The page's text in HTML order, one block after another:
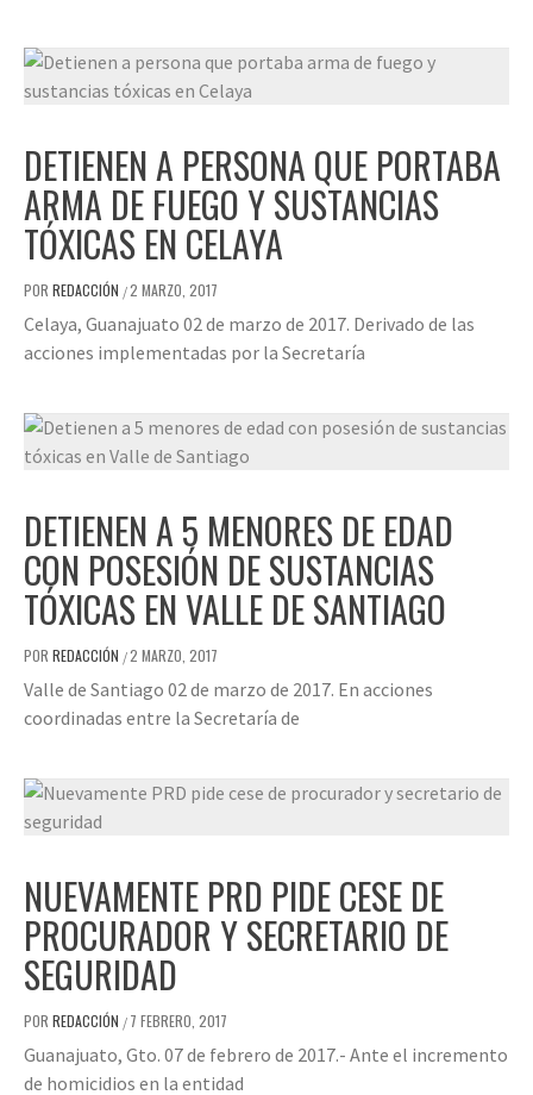
DETIENEN A PERSONA QUE PORTABA
ARMA DE FUEGO Y SUSTANCIAS
TÓXICAS EN CELAYA
POR REDACCIÓN /2 MARZO, 2017
Celaya, Guanajuato 02 de marzo de 2017. Derivado de las
acciones implementadas por la Secretaría
DETIENEN A 5 MENORES DE EDAD
CON POSESIÓN DE SUSTANCIAS
TÓXICAS EN VALLE DE SANTIAGO
POR REDACCIÓN /2 MARZO, 2017
Valle de Santiago 02 de marzo de 2017. En acciones
coordinadas entre la Secretaría de
NUEVAMENTE PRD PIDE CESE DE
PROCURADOR Y SECRETARIO DE
SEGURIDAD
POR REDACCIÓN / 7 FEBRERO, 2017
Guanajuato, Gto. 07 de febrero de 2017.- Ante el incremento
de homicidios en la entidad